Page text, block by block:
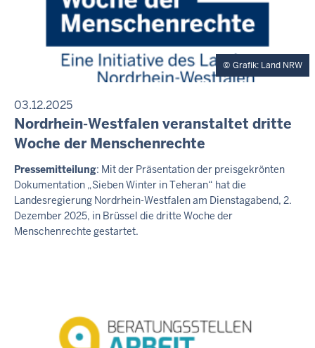
Grafik: Land NRW
03.12.2025
P
E
S
E
M
I
T
Nordrhein-Westfalen veranstaltet dritte
Woche der Menschenrechte
D
i
e
n
Pressemitteilung: Mit der Präsentation der preisgekrönten
Dokumentation „Sieben Winter in Teheran“ hat die
Landesregierung Nordrhein-Westfalen am Dienstagabend, 2.
Dezember 2025, in Brüssel die dritte Woche der
Menschenrechte gestartet.